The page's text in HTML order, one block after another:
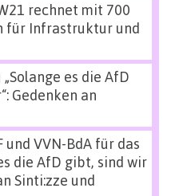
rechnet mit 700
für Infrastruktur und
„Solange es die AfD
Gedenken an
und VVN-BdA für das
die AfD gibt, sind wir
Sinti:zze und